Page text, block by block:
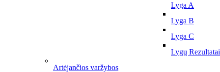
Lyga A
Lyga B
Lyga C
Lygų Rezultatai
Artėjančios varžybos